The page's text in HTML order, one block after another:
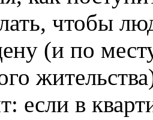
чтобы
(и по
если в